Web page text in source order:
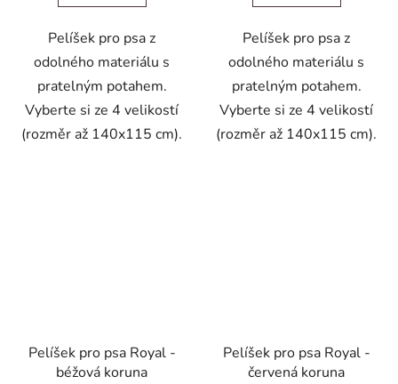
Pelíšek pro psa z
odolného materiálu s
pratelným potahem.
Vyberte si ze 4 velikostí
(rozměr až 140x115 cm).
Pelíšek pro psa z
odolného materiálu s
pratelným potahem.
Vyberte si ze 4 velikostí
(rozměr až 140x115 cm).
Pelíšek pro psa Royal -
béžová koruna
Pelíšek pro psa Royal -
červená koruna